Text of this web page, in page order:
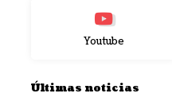
Youtube
Últimas noticias